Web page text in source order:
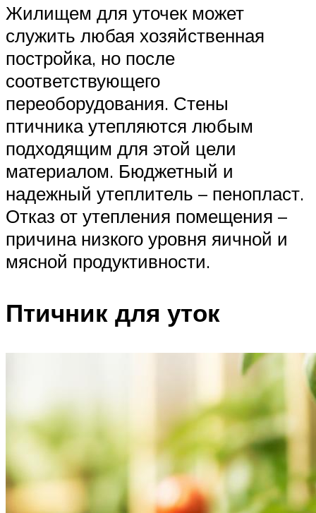
Жилищем для уточек может
служить любая хозяйственная
постройка, но после
соответствующего
переоборудования. Стены
птичника утепляются любым
подходящим для этой цели
материалом. Бюджетный и
надежный утеплитель – пенопласт.
Отказ от утепления помещения –
причина низкого уровня яичной и
мясной продуктивности.
Птичник для уток